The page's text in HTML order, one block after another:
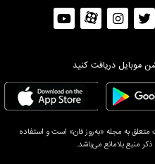
موبایل دریافت کنید
به مجله «به‌روز فان» است و استفاده
منبع بلامانع می‌باشد.